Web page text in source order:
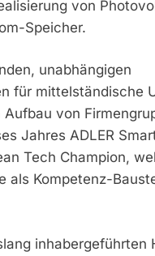
von
Speicher.
unabhängigen
für mittelständische
von
Jahres ADLER
Tech Champion,
als Kompetenz-
inhabergeführten